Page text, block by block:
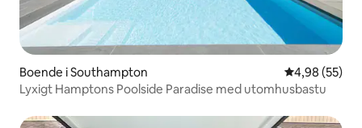
Boende i Southampton 4,98 av 5 i
4,98 (55)
Lyxigt Hamptons Poolside Paradise med utomhusbastu